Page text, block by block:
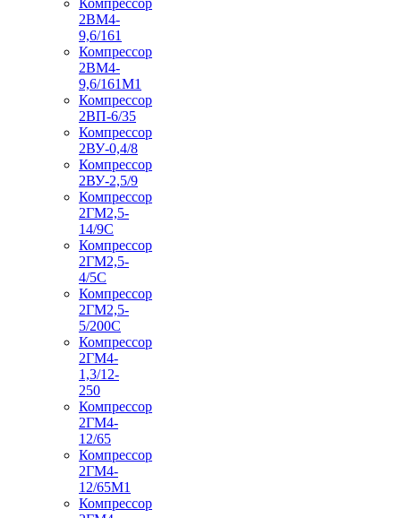
2ВМ4-
9,6/161
Компрессор
2ВМ4-
9,6/161М1
Компрессор
2ВП-6/35
Компрессор
2ВУ-0,4/8
Компрессор
2ВУ-2,5/9
Компрессор
2ГМ2,5-
14/9С
Компрессор
2ГМ2,5-
4/5С
Компрессор
2ГМ2,5-
5/200С
Компрессор
2ГМ4-
1,3/12-
250
Компрессор
2ГМ4-
12/65
Компрессор
2ГМ4-
12/65М1
Компрессор